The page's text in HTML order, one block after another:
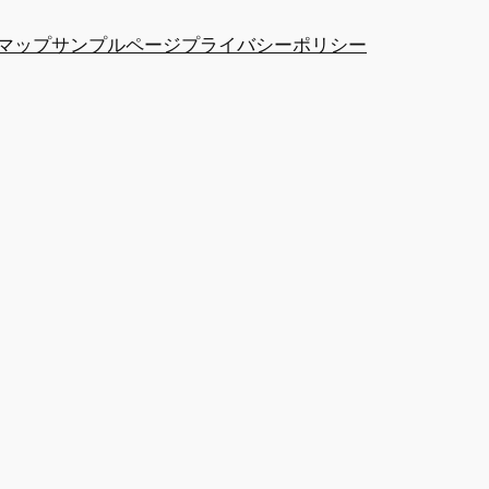
ップサンプルページプライバシーポリシー